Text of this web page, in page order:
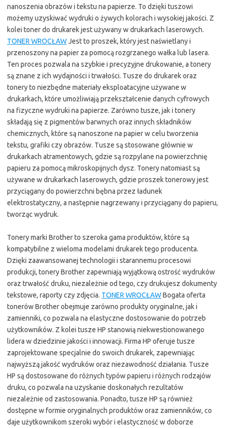
nanoszenia obrazów i tekstu na papierze. To dzięki tuszowi
możemy uzyskiwać wydruki o żywych kolorach i wysokiej jakości. Z
kolei toner do drukarek jest używany w drukarkach laserowych.
TONER WROCŁAWJest to proszek, który jest naświetlany i
przenoszony na papier za pomocą rozgrzanego wałka lub lasera.
Ten proces pozwala na szybkie i precyzyjne drukowanie, a tonery
są znane z ich wydajności i trwałości. Tusze do drukarek oraz
tonery to niezbędne materiały eksploatacyjne używane w
drukarkach, które umożliwiają przekształcenie danych cyfrowych
na fizyczne wydruki na papierze. Zarówno tusze, jak i tonery
składają się z pigmentów barwnych oraz innych składników
chemicznych, które są nanoszone na papier w celu tworzenia
tekstu, grafiki czy obrazów. Tusze są stosowane głównie w
drukarkach atramentowych, gdzie są rozpylane na powierzchnię
papieru za pomocą mikroskopijnych dysz. Tonery natomiast są
używane w drukarkach laserowych, gdzie proszek tonerowy jest
przyciągany do powierzchni bębna przez ładunek
elektrostatyczny, a następnie nagrzewany i przyciągany do papieru,
tworząc wydruk.
Tonery marki Brother to szeroka gama produktów, które są
kompatybilne z wieloma modelami drukarek tego producenta.
Dzięki zaawansowanej technologii i starannemu procesowi
produkcji, tonery Brother zapewniają wyjątkową ostrość wydruków
oraz trwałość druku, niezależnie od tego, czy drukujesz dokumenty
tekstowe, raporty czy zdjęcia. TONER WROCŁAWBogata oferta
tonerów Brother obejmuje zarówno produkty oryginalne, jak i
zamienniki, co pozwala na elastyczne dostosowanie do potrzeb
użytkowników. Z kolei tusze HP stanowią niekwestionowanego
lidera w dziedzinie jakości i innowacji. Firma HP oferuje tusze
zaprojektowane specjalnie do swoich drukarek, zapewniając
najwyższą jakość wydruków oraz niezawodność działania. Tusze
HP są dostosowane do różnych typów papieru i różnych rodzajów
druku, co pozwala na uzyskanie doskonałych rezultatów
niezależnie od zastosowania. Ponadto, tusze HP są również
dostępne w formie oryginalnych produktów oraz zamienników, co
daje użytkownikom szeroki wybór i elastyczność w doborze